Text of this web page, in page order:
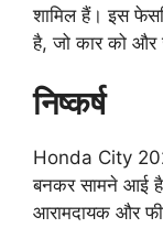
शामिल हैं। इस
है, जो कार को और
निष्कर्ष
Honda City
बनकर सामने आई है
आरामदायक और